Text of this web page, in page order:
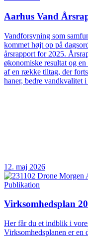
Aarhus Vand
Vandforsyning som
kommet højt op på
årsrapport for 2025.
økonomiske resultat og
af en række tiltag, der
haner, bedre vandkvalitet
12. maj 2026
Publikation
Virksomhedsplan
Her får du et indblik i
Virksomhedsplanen er en